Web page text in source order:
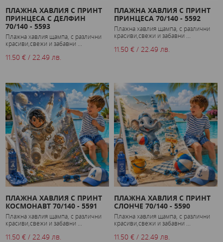
ПЛАЖНА ХАВЛИЯ С ПРИНТ
ПРИНЦЕСА С ДЕЛФИН
70/140 - 5593
Плажна хавлия щампа, с различни
красиви,свежи и забавни ...
11.50 € / 22.49 лв.
ПЛАЖНА ХАВЛИЯ С ПРИНТ
ПРИНЦЕСА 70/140 - 5592
Плажна хавлия щампа, с различни
красиви,свежи и забавни ...
11.50 € / 22.49 лв.
ПЛАЖНА ХАВЛИЯ С ПРИНТ
КОСМОНАВТ 70/140 - 5591
Плажна хавлия щампа, с различни
красиви,свежи и забавни ...
11.50 € / 22.49 лв.
ПЛАЖНА ХАВЛИЯ С ПРИНТ
СЛОНЧЕ 70/140 - 5590
Плажна хавлия щампа, с различни
красиви,свежи и забавни ...
11.50 € / 22.49 лв.